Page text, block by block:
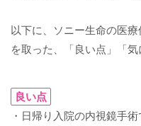
以下に、ソニー生命の医
を取った、「良い点」「気
良い点
・日帰り入院の内視鏡手